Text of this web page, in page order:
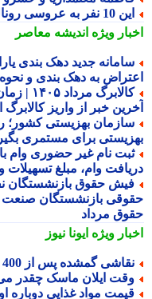
به عروسی رونالدو دعوت نمی شوند!
ویژهاندیشه معاصر
به دهک بندی و نحوه
کالابرگ
خبر از واریز کالابرگ
بهزیستی کشور؛
برای مستمری
وام، مبلغ تسهیلات و
بازنشستگان صنعت
مرداد
ویژهایونا نیوز
گمشده پس از 400 سال دوباره خبرساز شد!
ایلان ماسک چقدر می
مواد غذایی دوباره اوج